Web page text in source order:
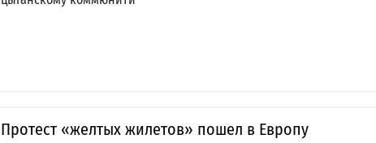
Протест «желтых жилетов» пошел в Европу